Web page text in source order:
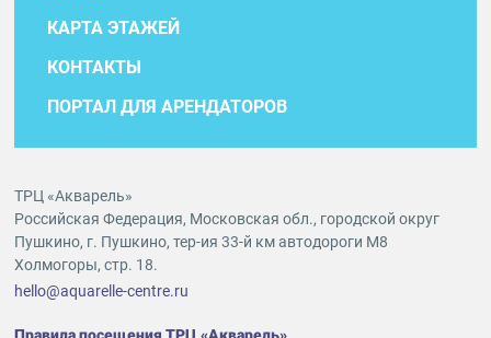
КАРТА ЭТАЖЕЙ
КОНТАКТЫ
ПОРТАЛ ДЛЯ АРЕНДАТОРОВ
ТРЦ «Акварель»
Российская Федерация, Московская обл., городской округ
Пушкино, г. Пушкино, тер-ия 33-й км автодороги М8
Холмогоры, стр. 18.
hello@aquarelle-centre.ru